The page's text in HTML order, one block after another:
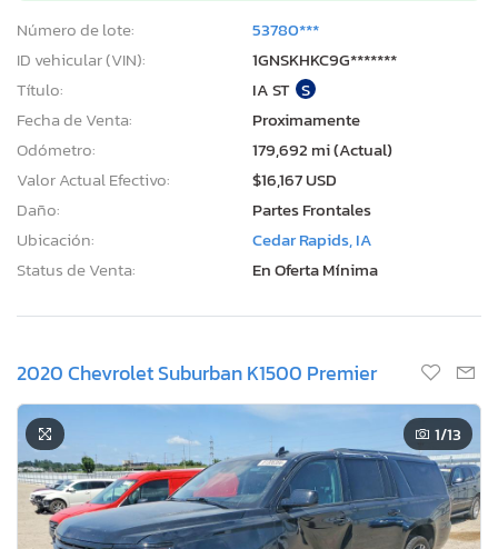
Número de lote:
53780***
ID vehicular (VIN):
1GNSKHKC9G*******
Título:
IA ST S
Fecha de Venta:
Proximamente
Odómetro:
179,692 mi (Actual)
Valor Actual Efectivo:
$16,167 USD
Daño:
Partes Frontales
Ubicación:
Cedar Rapids, IA
Status de Venta:
En Oferta Mínima
2020 Chevrolet Suburban K1500 Premier
1/13